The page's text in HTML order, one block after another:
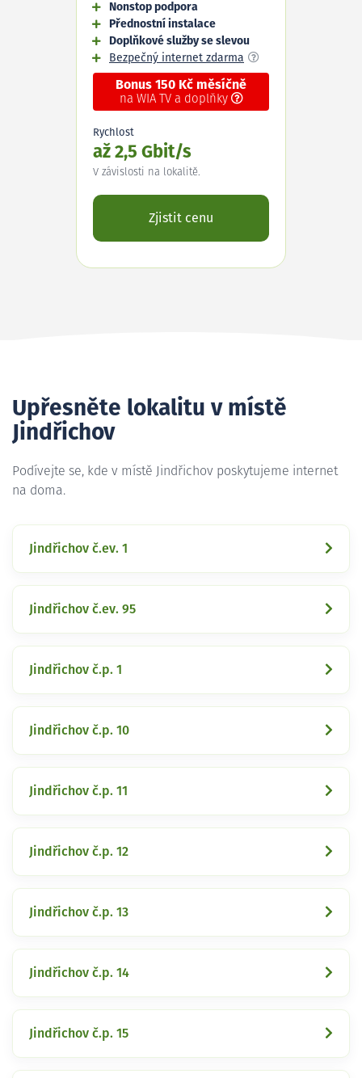
Nonstop podpora
Přednostní instalace
Doplňkové služby se slevou
Bezpečný internet zdarma
Bonus 150 Kč měsíčně
na WIA TV a doplňky
Rychlost
až 2,5 Gbit/s
V závislosti na lokalitě.
Zjistit cenu
Upřesněte lokalitu v místě
Jindřichov
Podívejte se, kde v místě Jindřichov poskytujeme internet
na doma.
Jindřichov č.ev. 1
Jindřichov č.ev. 95
Jindřichov č.p. 1
Jindřichov č.p. 10
Jindřichov č.p. 11
Jindřichov č.p. 12
Jindřichov č.p. 13
Jindřichov č.p. 14
Jindřichov č.p. 15